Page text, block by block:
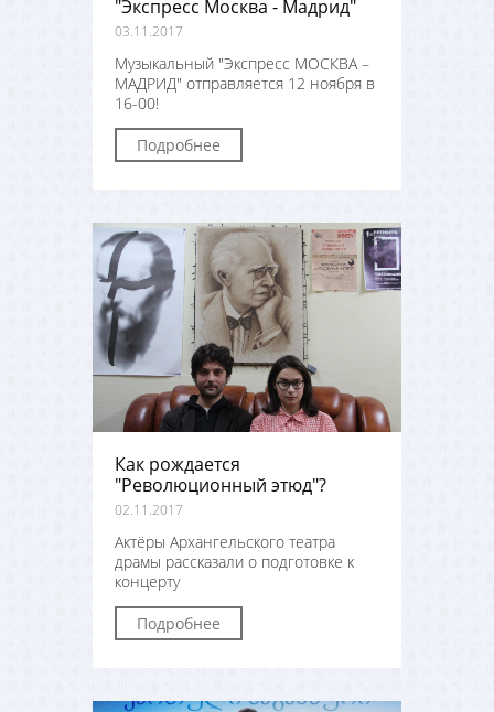
"Экспресс Москва - Мадрид"
03.11.2017
Музыкальный "Экспресс МОСКВА –
МАДРИД" отправляется 12 ноября в
16-00!
Подробнее
Как рождается
"Революционный этюд"?
02.11.2017
Актёры Архангельского театра
драмы рассказали о подготовке к
концерту
Подробнее